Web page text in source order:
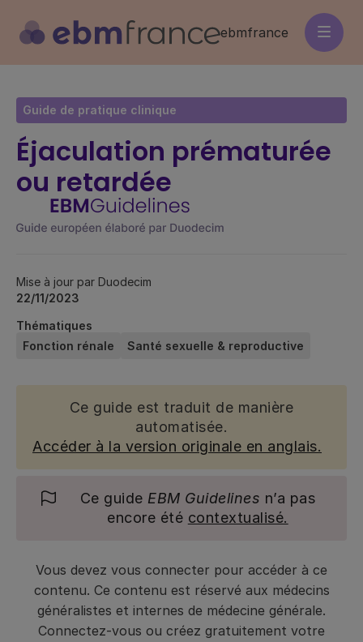
contenu
principal
ebmfrance
Guide de pratique clinique
Éjaculation prématurée
ou retardée
Mise à jour par Duodecim
22/11/2023
Thématiques
Fonction rénale
Santé sexuelle & reproductive
Ce guide est traduit de manière
automatisée.
Accéder à la version originale en anglais.
Ce guide EBM Guidelines n’a pas
encore été contextualisé.
Vous devez vous connecter pour accéder à ce
contenu. Ce contenu est réservé aux médecins
généralistes et internes de médecine générale.
Connectez-vous ou créez gratuitement votre